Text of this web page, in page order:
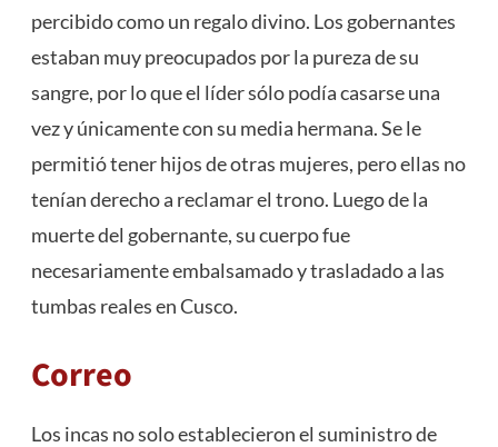
percibido como un regalo divino. Los gobernantes
estaban muy preocupados por la pureza de su
sangre, por lo que el líder sólo podía casarse una
vez y únicamente con su media hermana. Se le
permitió tener hijos de otras mujeres, pero ellas no
tenían derecho a reclamar el trono. Luego de la
muerte del gobernante, su cuerpo fue
necesariamente embalsamado y trasladado a las
tumbas reales en Cusco.
Correo
Los incas no solo establecieron el suministro de